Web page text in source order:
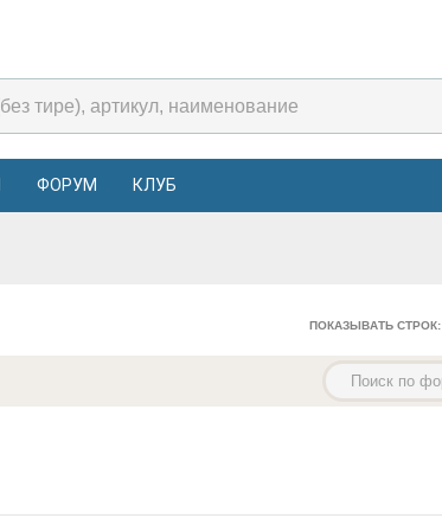
ФОРУМ КЛУБ
ПОКАЗЫВАТЬ СТРОК: